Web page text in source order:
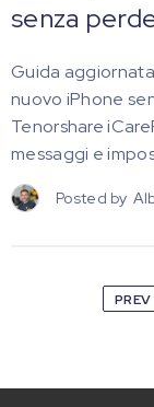
senza
Guida
nuovo iPhone
Tenorshare
messaggi e
Posted by
PREV